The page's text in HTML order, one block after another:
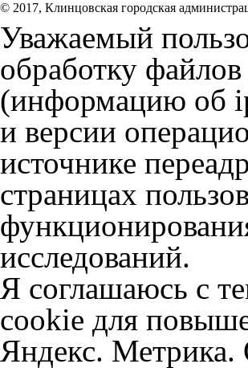
© 2017, Клинцовская городская
Уважаемый
обработку файлов
(информацию об
и версии
источнике
страницах
исследований.
Я соглашаюсь с
cookie для
Яндекс. Метрика.